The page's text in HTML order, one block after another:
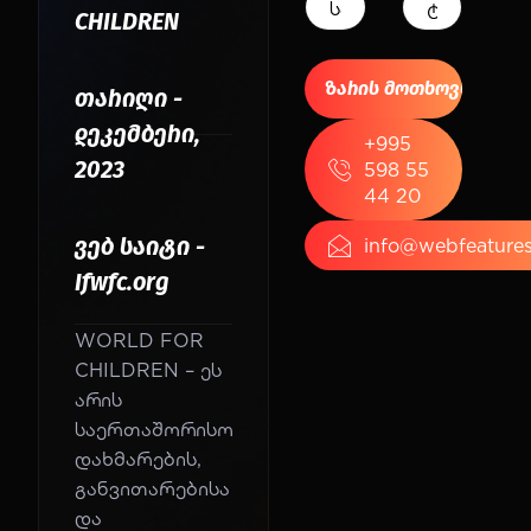
CHILDREN
თარიღი -
დეკემბერი,
2023
ვებ საიტი -
Ifwfc.org
WORLD FOR
CHILDREN – ეს
არის
საერთაშორისო
დახმარების,
განვითარებისა
და
+995
598 55
44 20